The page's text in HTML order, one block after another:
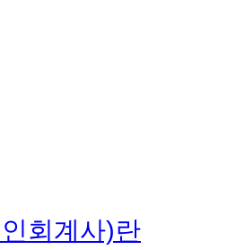
회계사)란